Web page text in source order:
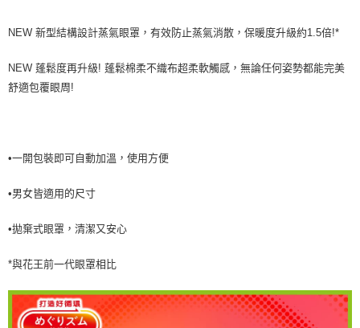
NEW 新型結構設計蒸氣眼罩，有效防止蒸氣消散，保暖度升級約1.5倍!*
NEW 蓬鬆度再升級! 蓬鬆棉柔不織布超柔軟觸感，無論任何姿勢都能完美
舒適包覆眼周!
•一開包裝即可自動加溫，使用方便
•男女皆適用的尺寸
•拋棄式眼罩，清潔又安心
*與花王前一代眼罩相比